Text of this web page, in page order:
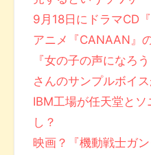
9月18日にドラマCD
アニメ『CANAAN』
『女の子の声になろ
さんのサンプルボイ
IBM工場が任天堂と
し？
映画？『機動戦士ガ